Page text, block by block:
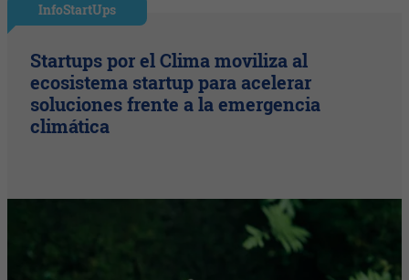
InfoStartUps
Startups por el Clima moviliza al
ecosistema startup para acelerar
soluciones frente a la emergencia
climática